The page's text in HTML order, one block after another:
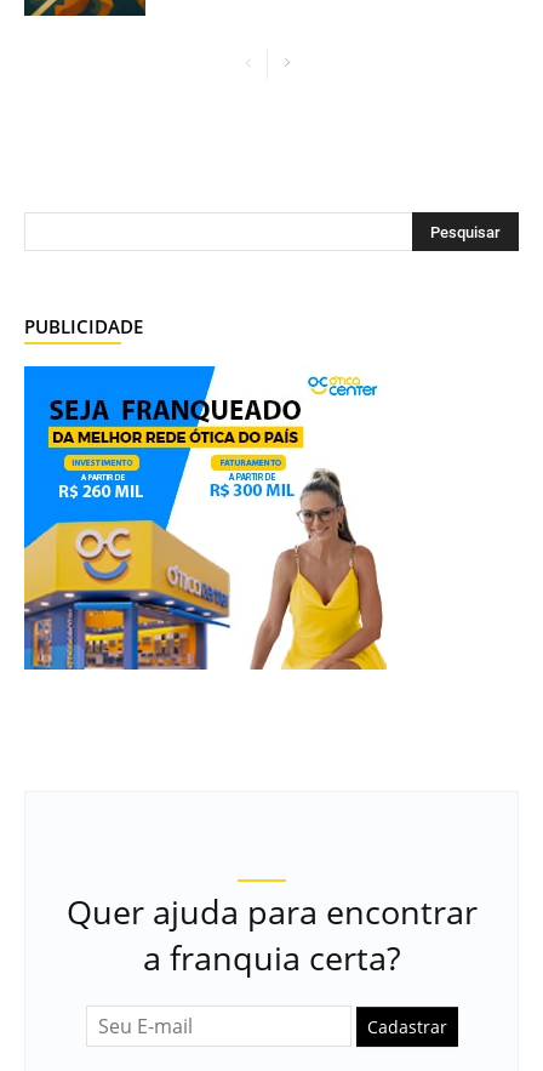
PUBLICIDADE
Quer ajuda para encontrar
a franquia certa?
Cadastrar